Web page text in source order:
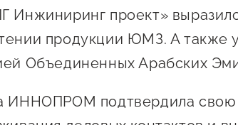
Инжиниринг проект»
продукции ЮМЗ. А также
Объединенных Арабских
ИННОПРОМ подтвердила свою